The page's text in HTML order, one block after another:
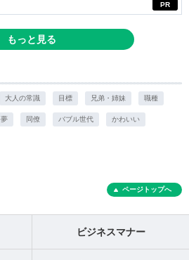
PR
もっと見る
大人の常識 目標 兄弟・姉妹 職種
夢 同僚 バブル世代 かわいい
ページトップへ
ビジネスマナー